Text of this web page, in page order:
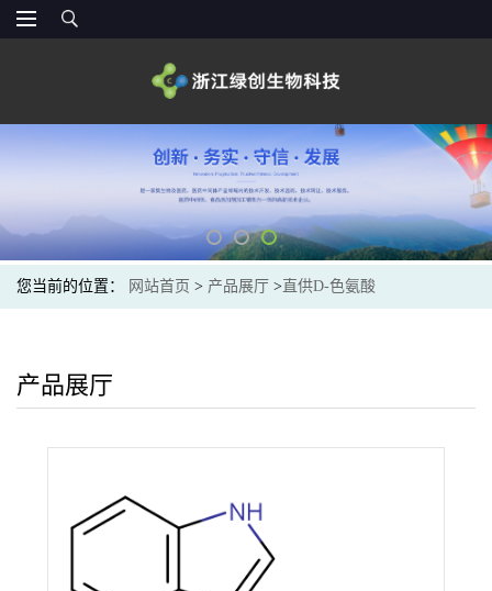
您当前的位置： 网站首页 > 产品展厅 > 直供D-色氨酸
产品展厅